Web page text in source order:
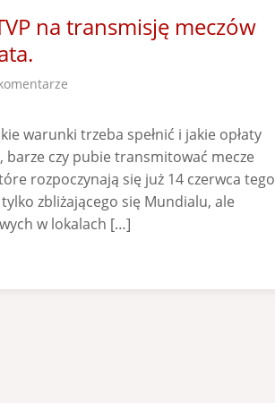
na transmisję meczów
warunki trzeba spełnić i jakie opłaty
czy pubie transmitować mecze
rozpoczynają się już 14 czerwca tego
zbliżającego się Mundialu, ale
w lokalach […]